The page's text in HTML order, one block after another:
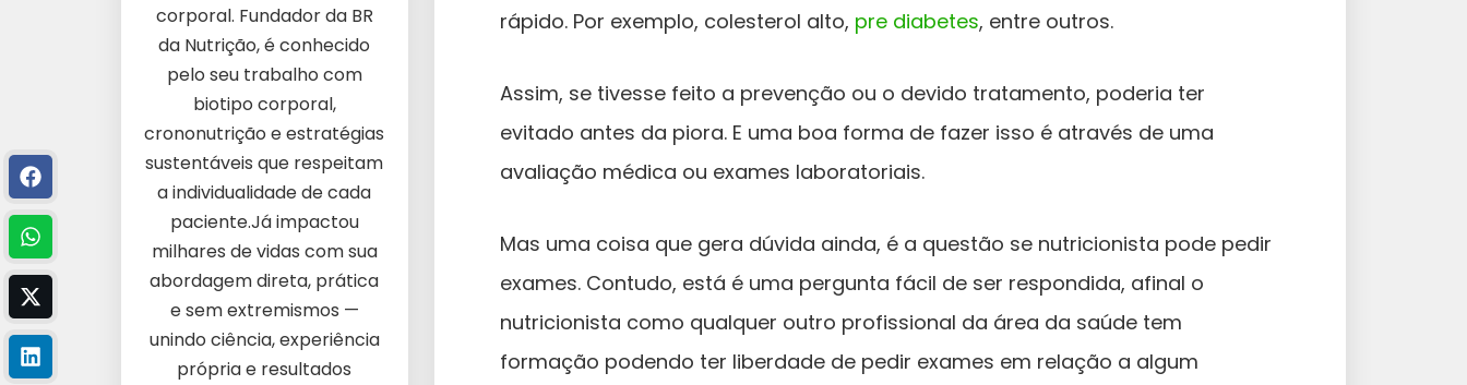
rápido. Por exemplo, colesterol alto, pre diabetes, entre outros.
Assim, se tivesse feito a prevenção ou o devido tratamento, poderia ter
evitado antes da piora. E uma boa forma de fazer isso é através de uma
avaliação médica ou exames laboratoriais.
Mas uma coisa que gera dúvida ainda, é a questão se nutricionista pode pedir
exames. Contudo, está é uma pergunta fácil de ser respondida, afinal o
nutricionista como qualquer outro profissional da área da saúde tem
formação podendo ter liberdade de pedir exames em relação a algum
corporal. Fundador da BR
da Nutrição, é conhecido
pelo seu trabalho com
biotipo corporal,
crononutrição e estratégias
sustentáveis que respeitam
a individualidade de cada
paciente.Já impactou
milhares de vidas com sua
abordagem direta, prática
e sem extremismos —
unindo ciência, experiência
própria e resultados